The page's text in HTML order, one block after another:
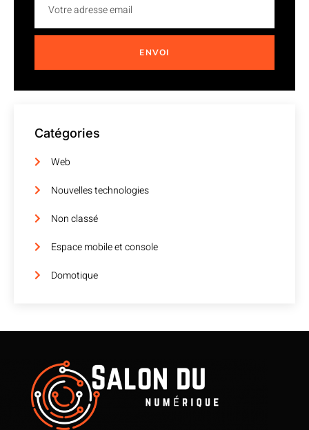
ENVOI
Catégories
Web
Nouvelles technologies
Non classé
Espace mobile et console
Domotique